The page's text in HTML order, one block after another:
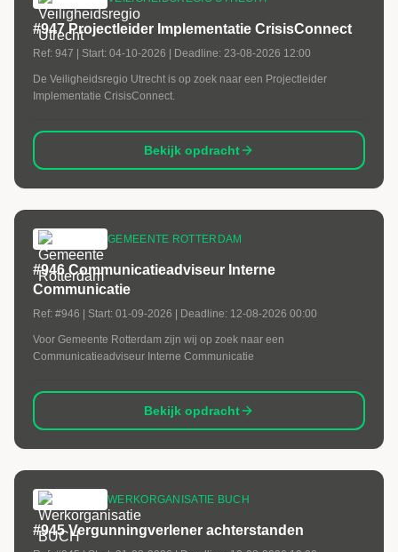
#947 Projectleider Implementatie CrisisConnect
Ref: 947 | Start: 04-10-2026 | Deadline: 23-08-2026 12:00
De Veiligheidsregio Utrecht is op zoek naar een Projectleider
Implementatie CrisisConnect.
Bekijk opdracht
GEMEENTE ROTTERDAM
#946 Communicatieadviseur Interne
Communicatie
Ref: #946 | Start: 01-09-2026 | Deadline: 12-08-2026 00:00
Voor Gemeente Rotterdam zijn wij op zoek naar een
Communicatieadviseur Interne Communicatie
Bekijk opdracht
WERKORGANISATIE BUCH
#945 Vergunningverlener achterstanden